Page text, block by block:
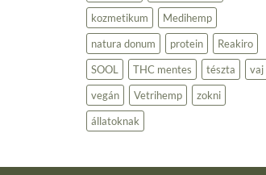
kozmetikum
Medihemp
natura donum
protein
Reakiro
SOOL
THC mentes tészta
vaj
vegán
Vetrihemp
zokni
állatoknak